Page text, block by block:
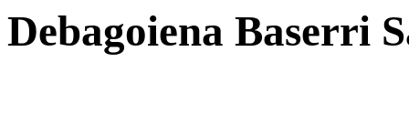
Debagoiena Baserri